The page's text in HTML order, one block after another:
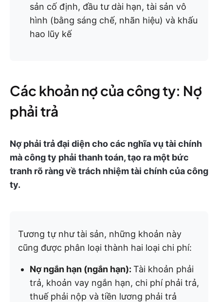
sản cố định, đầu tư dài hạn, tài sản vô
hình (bằng sáng chế, nhãn hiệu) và khấu
hao lũy kế
Các khoản nợ của công ty: Nợ
phải trả
Nợ phải trả đại diện cho các nghĩa vụ tài chính
mà công ty phải thanh toán, tạo ra một bức
tranh rõ ràng về trách nhiệm tài chính của công
ty.
Tương tự như tài sản, những khoản này
cũng được phân loại thành hai loại chi phí:
Nợ ngắn hạn (ngắn hạn): Tài khoản phải
trả, khoản vay ngắn hạn, chi phí phải trả,
thuế phải nộp và tiền lương phải trả